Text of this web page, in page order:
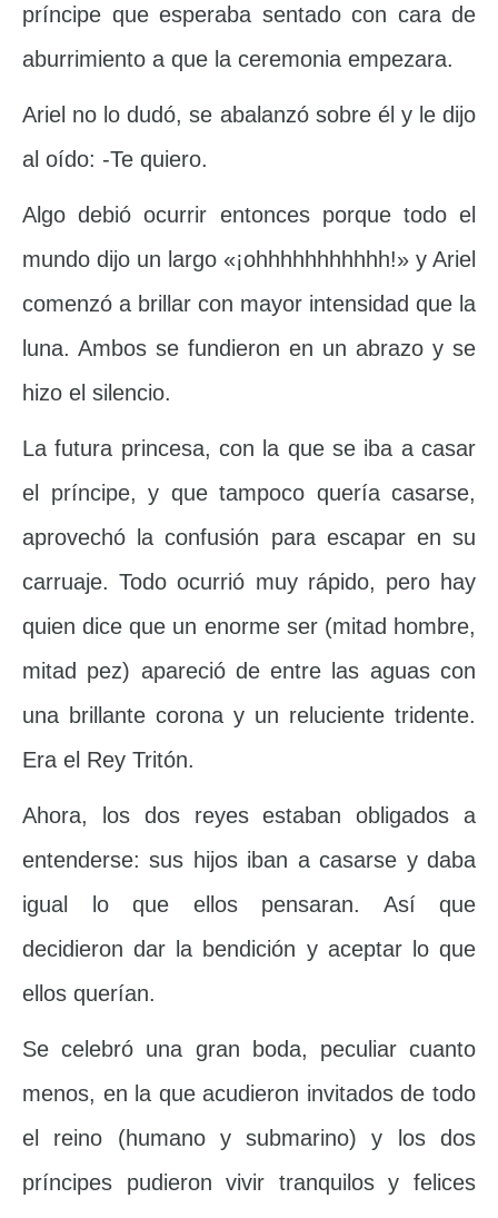
príncipe que esperaba sentado con cara de
aburrimiento a que la ceremonia empezara.
Ariel no lo dudó, se abalanzó sobre él y le dijo
al oído: -Te quiero.
Algo debió ocurrir entonces porque todo el
mundo dijo un largo «¡ohhhhhhhhhhh!» y Ariel
comenzó a brillar con mayor intensidad que la
luna. Ambos se fundieron en un abrazo y se
hizo el silencio.
La futura princesa, con la que se iba a casar
el príncipe, y que tampoco quería casarse,
aprovechó la confusión para escapar en su
carruaje. Todo ocurrió muy rápido, pero hay
quien dice que un enorme ser (mitad hombre,
mitad pez) apareció de entre las aguas con
una brillante corona y un reluciente tridente.
Era el Rey Tritón.
Ahora, los dos reyes estaban obligados a
entenderse: sus hijos iban a casarse y daba
igual lo que ellos pensaran. Así que
decidieron dar la bendición y aceptar lo que
ellos querían.
Se celebró una gran boda, peculiar cuanto
menos, en la que acudieron invitados de todo
el reino (humano y submarino) y los dos
príncipes pudieron vivir tranquilos y felices